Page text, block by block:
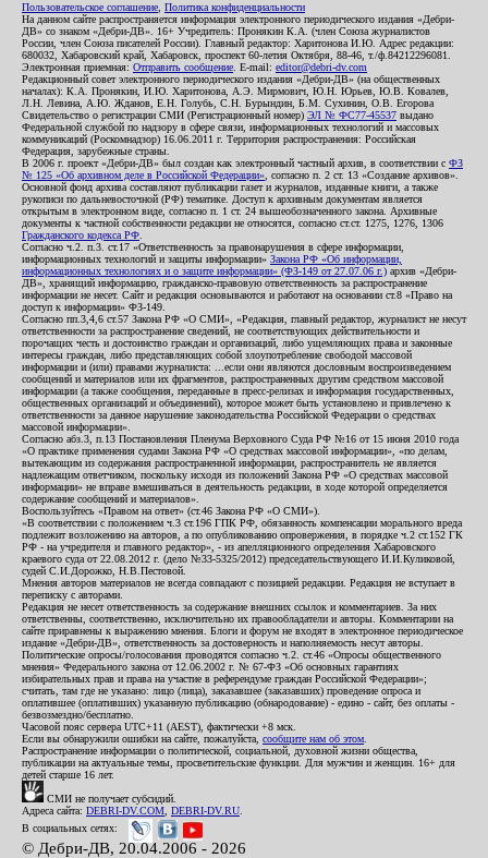
Пользовательское соглашение Политика конфиденциальности
На данном сайте распространяется информация электронного периодического издания «Дебри-
ДВ» со знаком «Дебри-ДВ». 16+ Учредитель: Пронякин К.А. (член Союза журналистов
России, член Союза писателей России). Главный редактор: Харитонова И.Ю. Адрес редакции:
680032, Хабаровский край, Хабаровск, проспект 60-летия Октября, 88-46, т./ф.84212296081.
Электронная приемная: Отправить сообщение . E-mail: editor@debri-dv.com
Редакционный совет электронного периодического издания «Дебри-ДВ» (на общественных
началах): К.А. Пронякин, И.Ю. Харитонова, А.Э. Мирмович, Ю.Н. Юрьев, Ю.В. Ковалев,
Л.Н. Левина, А.Ю. Жданов, Е.Н. Голубь, С.Н. Бурындин, Б.М. Сухинин, О.В. Егорова
Свидетельство о регистрации СМИ (Регистрационный номер) ЭЛ № ФС77-45537 выдано
Федеральной службой по надзору в сфере связи, информационных технологий и массовых
коммуникаций (Роскомнадзор) 16.06.2011 г. Территория распространения: Российская
Федерация, зарубежные страны.
В 2006 г. проект «Дебри-ДВ» был создан как электронный частный архив, в соответствии с ФЗ
№ 125 «Об архивном деле в Российской Федерации» , согласно п. 2 ст. 13 «Создание архивов».
Основной фонд архива составляют публикации газет и журналов, изданные книги, а также
рукописи по дальневосточной (РФ) тематике. Доступ к архивным документам является
открытым в электронном виде, согласно п. 1 ст. 24 вышеобозначенного закона. Архивные
документы к частной собственности редакции не относятся, согласно ст.ст. 1275, 1276, 1306
Гражданского кодекса РФ
Согласно ч.2. п.3. ст.17 «Ответственность за правонарушения в сфере информации,
информационных технологий и защиты информации» Закона РФ «Об информации,
информационных технологиях и о защите информации» (ФЗ-149 от 27.07.06 г.) архив «Дебри-
ДВ», хранящий информацию, гражданско-правовую ответственность за распространение
информации не несет. Сайт и редакция основываются и работают на основании ст.8 «Право на
доступ к информации» ФЗ-149.
Согласно пп.3,4,6 ст.57 Закона РФ «О СМИ», «Редакция, главный редактор, журналист не несут
ответственности за распространение сведений, не соответствующих действительности и
порочащих честь и достоинство граждан и организаций, либо ущемляющих права и законные
интересы граждан, либо представляющих собой злоупотребление свободой массовой
информации и (или) правами журналиста: ...если они являются дословным воспроизведением
сообщений и материалов или их фрагментов, распространенных другим средством массовой
информации (а также сообщения, переданные в пресс-релизах и информация государственных,
общественных организаций и объединений), которое может быть установлено и привлечено к
ответственности за данное нарушение законодательства Российской Федерации о средствах
массовой информации».
Согласно абз.3, п.13 Постановления Пленума Верховного Суда РФ №16 от 15 июня 2010 года
«О практике применения судами Закона РФ «О средствах массовой информации», «по делам,
вытекающим из содержания распространенной информации, распространитель не является
надлежащим ответчиком, поскольку исходя из положений Закона РФ «О средствах массовой
информации» не вправе вмешиваться в деятельность редакции, в ходе которой определяется
содержание сообщений и материалов».
Воспользуйтесь «Правом на ответ» (ст.46 Закона РФ «О СМИ»).
«В соответствии с положением ч.3 ст.196 ГПК РФ, обязанность компенсации морального вреда
подлежит возложению на авторов, а по опубликованию опровержения, в порядке ч.2 ст.152 ГК
РФ - на учредителя и главного редактор», - из апелляционного определения Хабаровского
краевого суда от 22.08.2012 г. (дело №33-5325/2012) председательствующего И.И.Куликовой,
судей С.И.Дорожко, Н.В.Пестовой.
Мнения авторов материалов не всегда совпадают с позицией редакции. Редакция не вступает в
переписку с авторами.
Редакция не несет ответственность за содержание внешних ссылок и комментариев. За них
ответственны, соответственно, исключительно их правообладатели и авторы. Комментарии на
сайте приравнены к выражению мнения. Блоги и форум не входят в электронное периодическое
издание «Дебри-ДВ», ответственность за достоверность и наполняемость несут авторы.
Политические опросы/голосования проводятся согласно ч.2. ст.46 «Опросы общественного
мнения» Федерального закона от 12.06.2002 г. № 67-ФЗ «Об основных гарантиях
избирательных прав и права на участие в референдуме граждан Российской Федерации»;
считать, там где не указано: лицо (лица), заказавшее (заказавших) проведение опроса и
оплатившее (оплативших) указанную публикацию (обнародование) - едино - сайт, без оплаты -
безвозмездно/бесплатно.
Часовой пояс сервера UTC+11 (AEST), фактически +8 мск.
Если вы обнаружили ошибки на сайте, пожалуйста, сообщите нам об этом
Распространение информации о политической, социальной, духовной жизни общества,
публикации на актуальные темы, просветительские функции. Для мужчин и женщин. 16+ для
детей старше 16 лет.
СМИ не получает субсидий.
Адреса сайта: DEBRI-DV.COM DEBRI-DV.RU
В социальных сетях:
© Дебри-ДВ, 20.04.2006 - 2026